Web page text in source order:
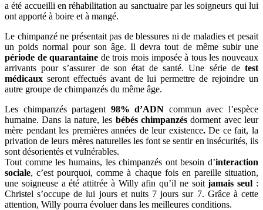
a été accueilli en réhabilitation au sanctuaire par les soigneurs qui lui
ont apporté à boire et à mangé.
Le chimpanzé ne présentait pas de blessures ni de maladies et pesait
un poids normal pour son âge. Il devra tout de même subir une
période de quarantaine de trois mois imposée à tous les nouveaux
arrivants pour s’assurer de son état de santé. Une série de test
médicaux seront effectués avant de lui permettre de rejoindre un
autre groupe de chimpanzés du même âge.
Les chimpanzés partagent 98% d’ADN commun avec l’espèce
humaine. Dans la nature, les bébés chimpanzés dorment avec leur
mère pendant les premières années de leur existence.De ce fait, la
privation de leurs mères naturelles les font se sentir en insécurités, ils
sont désorientés et vulnérables.
Tout comme les humains, les chimpanzés ont besoin d’interaction
sociale, c’est pourquoi, comme à chaque fois en pareille situation,
une soigneuse a été attitrée à Willy afin qu’il ne soitjamais seul :
Christel s’occupe de lui jours et nuits 7 jours sur 7. Grâce à cette
attention, Willy pourra évoluer dans les meilleures conditions.